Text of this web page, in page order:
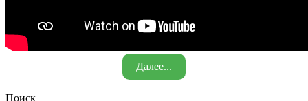
Далее...
Поиск